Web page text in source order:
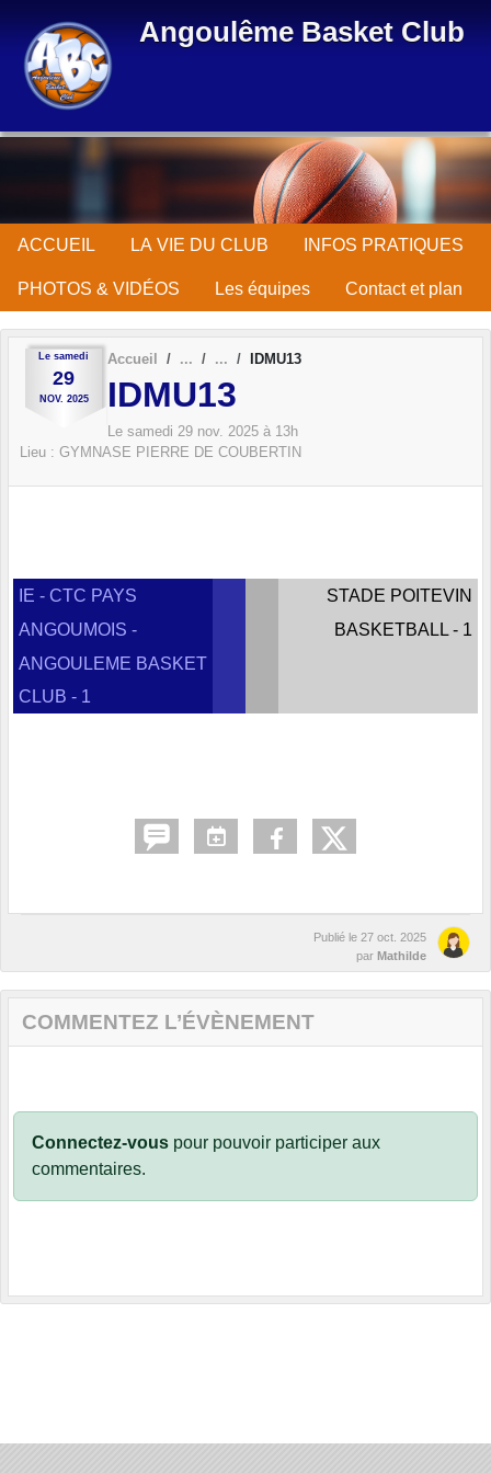
Angoulême Basket Club
ACCUEIL LA VIE DU CLUB INFOS PRATIQUES
PHOTOS & VIDÉOS Les équipes Contact et plan
Le samedi
29
NOV. 2025
Accueil IDMU13
IDMU13
Le samedi 29 nov. 2025 à 13h
Lieu : GYMNASE PIERRE DE COUBERTIN
IE - CTC PAYS
ANGOUMOIS -
ANGOULEME BASKET
CLUB - 1
STADE POITEVIN
BASKETBALL - 1
Publié le 27 oct. 2025
par Mathilde
COMMENTEZ L’ÉVÈNEMENT
Connectez-vous pour pouvoir participer aux
commentaires.